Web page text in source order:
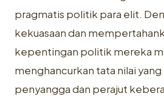
pragmatis politik para elit.
kekuasaan dan
kepentingan politik mereka
menghancurkan tata nilai
penyangga dan perajut